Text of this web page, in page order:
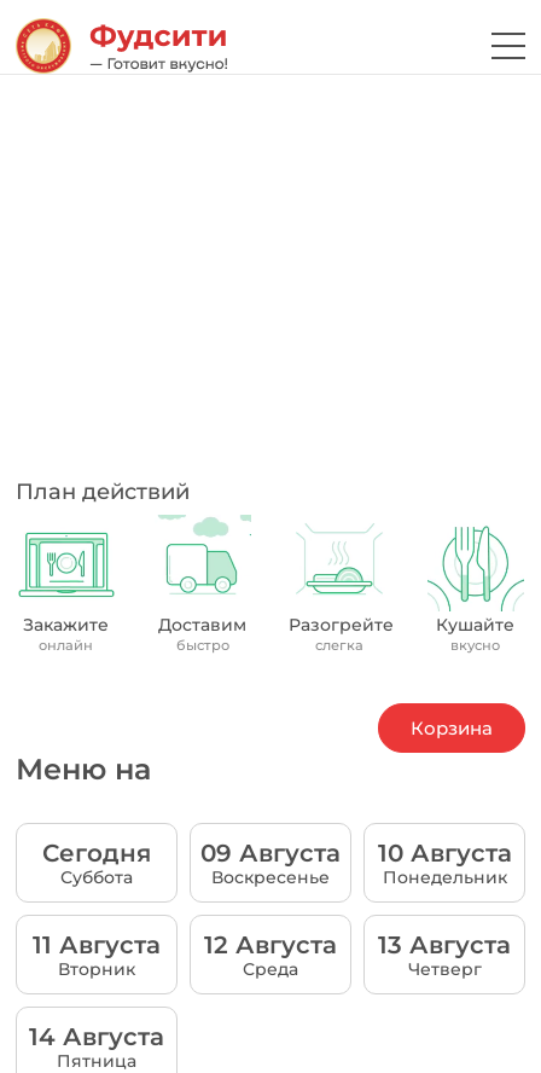
План действий
Закажите
онлайн
Доставим
быстро
Разогрейте
слегка
Кушайте
вкусно
Меню на
Сегодня
Суббота
09 Августа
Воскресенье
10 Августа
Понедельник
11 Августа
Вторник
12 Августа
Среда
13 Августа
Четверг
14 Августа
Пятница
Корзина